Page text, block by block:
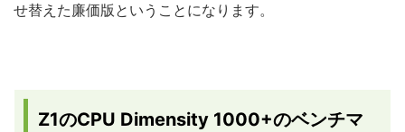
せ替えた廉価版ということになります。
Z1のCPU Dimensity 1000+のベンチマ